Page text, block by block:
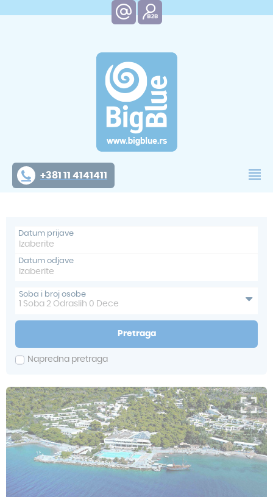
+381 11 4141411
Datum prijave
Datum odjave
Soba i broj osobe
Soba 2 Odraslih 0 Dece
Pretraga
Napredna pretraga